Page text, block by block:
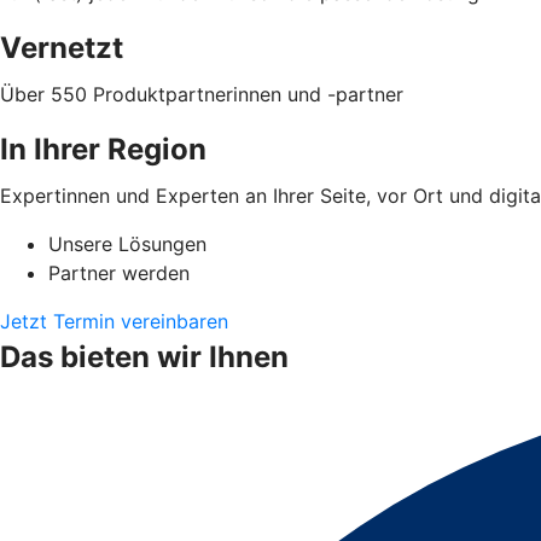
Vernetzt
Über 550 Produktpartnerinnen und -partner
In Ihrer Region
Expertinnen und Experten an Ihrer Seite, vor Ort und
Unsere Lösungen
Partner werden
Jetzt Termin vereinbaren
Das bieten wir Ihnen